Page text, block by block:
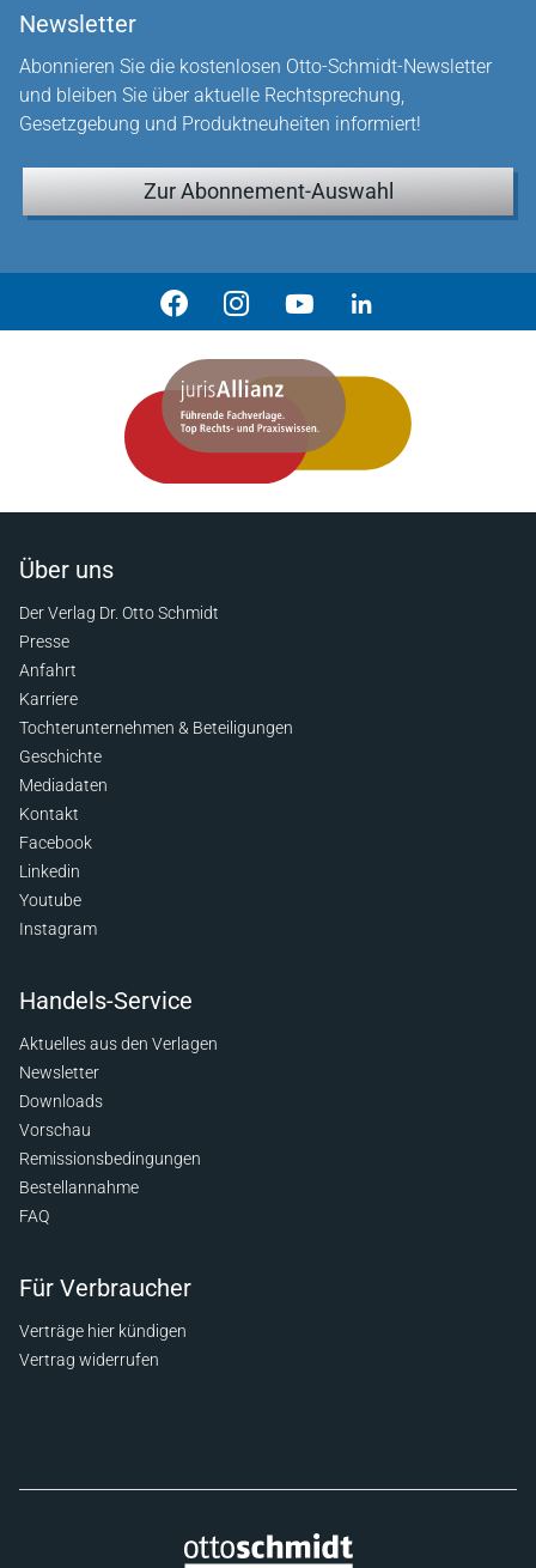
Newsletter
Abonnieren Sie die kostenlosen Otto-Schmidt-Newsletter
und bleiben Sie über aktuelle Rechtsprechung,
Gesetzgebung und Produktneuheiten informiert!
Zur Abonnement-Auswahl
Über uns
Der Verlag Dr. Otto Schmidt
Presse
Anfahrt
Karriere
Tochterunternehmen & Beteiligungen
Geschichte
Mediadaten
Kontakt
Facebook
Linkedin
Youtube
Instagram
Handels-Service
Aktuelles aus den Verlagen
Newsletter
Downloads
Vorschau
Remissionsbedingungen
Bestellannahme
FAQ
Für Verbraucher
Verträge hier kündigen
Vertrag widerrufen